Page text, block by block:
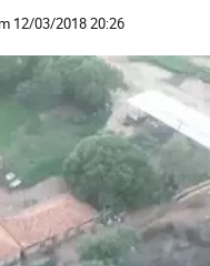
12/03/2018 20:26